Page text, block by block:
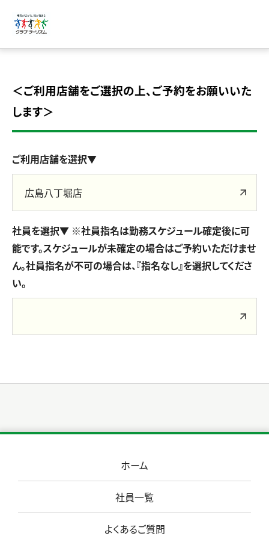
＜ご利用店舗をご選択の上、ご予約をお願いいた
します＞
ご利用店舗を選択▼
広島八丁堀店
社員を選択▼ ※社員指名は勤務スケジュール確定後に可
能です。スケジュールが未確定の場合はご予約いただけませ
ん。社員指名が不可の場合は、『指名なし』を選択してくださ
い。
ホーム
社員一覧
よくあるご質問